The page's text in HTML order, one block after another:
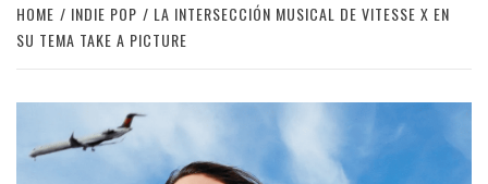
HOME INDIE POP
LA INTERSECCIÓN MUSICAL DE VITESSE X EN
SU TEMA TAKE A PICTURE